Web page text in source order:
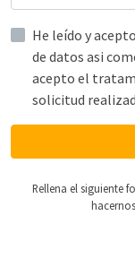
He leído y acepto la información básica sobre protección
de datos asi
acepto el
solicitud
Rellena el siguiente